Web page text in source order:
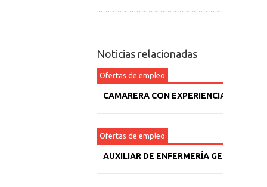
Noticias relacionadas
Ofertas de empleo
CAMARERA CON EXPERIENCIA
Ofertas de empleo
AUXILIAR DE ENFERMERÍA GERIÁTRICA